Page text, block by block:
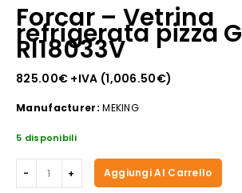
Forcar – Vetrina
refrigerata pizza
RI18033V
825.00€ +IVA (1,006.50€)
Manufacturer: MEKING
5 disponibili
Forcar
-
Aggiungi Al Carrello